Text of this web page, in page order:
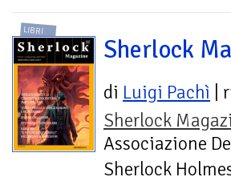
LIBRI
Sherlock
di Luigi Pachì |
Sherlock
Associazione
Sherlock